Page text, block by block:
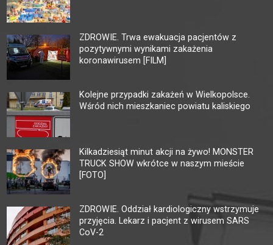
ZDROWIE. Trwa ewakuacja pacjentów z
pozytywnymi wynikami zakażenia
koronawirusem [FILM]
Kolejne przypadki zakażeń w Wielkopolsce.
Wśród nich mieszkaniec powiatu kaliskiego
Kilkadziesiąt minut akcji na żywo! MONSTER
TRUCK SHOW wkrótce w naszym mieście
[FOTO]
ZDROWIE. Oddział kardiologiczny wstrzymuje
przyjęcia. Lekarz i pacjent z wirusem SARS
CoV-2